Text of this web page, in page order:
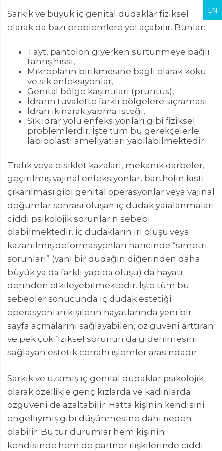
Sarkık ve büyük iç genital dudaklar fiziksel
olarak da bazı problemlere yol açabilir. Bunlar:
Tayt, pantolon giyerken sürtünmeye bağlı
tahriş hissi,
Mikropların birikmesine bağlı olarak koku
ve sık enfeksiyonlar,
Genital bölge kaşıntıları (pruritus),
İdrarın tuvalette farklı bölgelere sıçraması
İdrarı ıkınarak yapma isteği,
Sık idrar yolu enfeksiyonları gibi fiziksel
problemlerdir. İşte tüm bu gerekçelerle
labioplasti ameliyatları yapılabilmektedir.
Trafik veya bisiklet kazaları, mekanik darbeler,
geçirilmiş vajinal enfeksiyonlar, bartholin kisti
çıkarılması gibi genital operasyonlar veya vajinal
doğumlar sonrası oluşan iç dudak yaralanmaları
ciddi psikolojik sorunların sebebi
olabilmektedir. İç dudakların iri oluşu veya
kazanılmış deformasyonları haricinde “simetri
sorunları” (yani bir dudağın diğerinden daha
büyük ya da farklı yapıda oluşu) da hayatı
derinden etkileyebilmektedir. İşte tüm bu
sebepler sonucunda iç dudak estetiği
operasyonları kişilerin hayatlarında yeni bir
sayfa açmalarını sağlayabilen, öz güveni arttıran
ve pek çok fiziksel sorunun da giderilmesini
sağlayan estetik cerrahi işlemler arasındadır.
Sarkık ve uzamış iç genital dudaklar psikolojik
olarak özellikle genç kızlarda ve kadınlarda
özgüveni de azaltabilir. Hatta kişinin kendisini
engelliymiş gibi düşünmesine dahi neden
olabilir. Bu tür durumlar hem kişinin
kendisinde hem de partner ilişkilerinde ciddi
EN